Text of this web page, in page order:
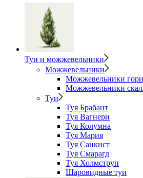
Туи и можжевельники
Можжевельники
Можжевельники
Можжевельники
Туи
Туя Брабант
Туя Вагнери
Туя Колумна
Туя Мария
Туя Санкист
Туя Смарагд
Туя Холмструп
Шаровидные туи